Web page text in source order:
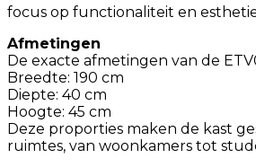
focus op functionaliteit en
Afmetingen
De exacte afmetingen van de
Breedte: 190 cm
Diepte: 40 cm
Hoogte: 45 cm
Deze proporties maken de kast
ruimtes, van woonkamers tot